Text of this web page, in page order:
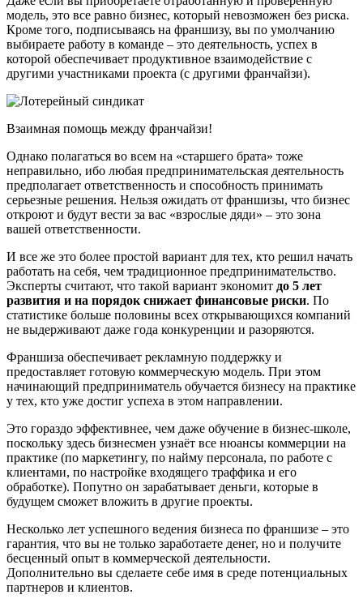
модель, это все равно бизнес, который невозможен без риска.
Кроме того, подписываясь на франшизу, вы по умолчанию
выбираете работу в команде – это деятельность, успех в
которой обеспечивает продуктивное взаимодействие с
другими участниками проекта (с другими франчайзи).
Взаимная помощь между франчайзи!
Однако полагаться во всем на «старшего брата» тоже
неправильно, ибо любая предпринимательская деятельность
предполагает ответственность и способность принимать
серьезные решения. Нельзя ожидать от франшизы, что бизнес
откроют и будут вести за вас «взрослые дяди» – это зона
вашей ответственности.
И все же это более простой вариант для тех, кто решил начать
работать на себя, чем традиционное предпринимательство.
Эксперты считают, что такой вариант экономит до 5 лет
развития и на порядок снижает финансовые риски. По
статистике больше половины всех открывающихся компаний
не выдерживают даже года конкуренции и разоряются.
Франшиза обеспечивает рекламную поддержку и
предоставляет готовую коммерческую модель. При этом
начинающий предприниматель обучается бизнесу на практике
у тех, кто уже достиг успеха в этом направлении.
Это гораздо эффективнее, чем даже обучение в бизнес-школе,
поскольку здесь бизнесмен узнаёт все нюансы коммерции на
практике (по маркетингу, по найму персонала, по работе с
клиентами, по настройке входящего траффика и его
обработке). Попутно он зарабатывает деньги, которые в
будущем сможет вложить в другие проекты.
Несколько лет успешного ведения бизнеса по франшизе – это
гарантия, что вы не только заработаете денег, но и получите
бесценный опыт в коммерческой деятельности.
Дополнительно вы сделаете себе имя в среде потенциальных
партнеров и клиентов.